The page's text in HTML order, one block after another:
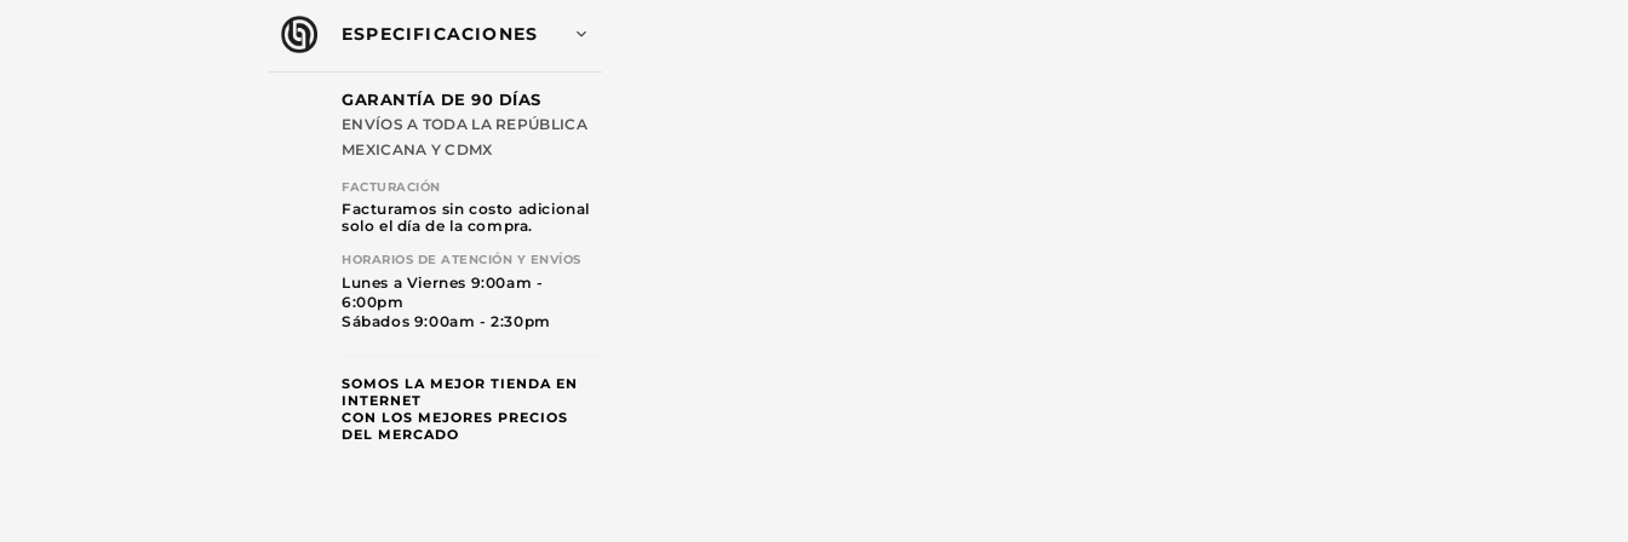
ESPECIFICACIONES
GARANTÍA DE 90 DÍAS
ENVÍOS A TODA LA REPÚBLICA
MEXICANA Y CDMX
FACTURACIÓN
Facturamos sin costo adicional
solo el día de la compra.
HORARIOS DE ATENCIÓN Y ENVÍOS
Lunes a Viernes 9:00am -
6:00pm
Sábados 9:00am - 2:30pm
SOMOS LA MEJOR TIENDA EN
INTERNET
CON LOS MEJORES PRECIOS
DEL MERCADO